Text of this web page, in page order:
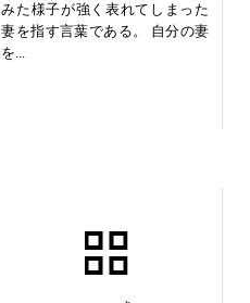
みた様子が強く表れてしまった
妻を指す言葉である。 自分の妻
を...